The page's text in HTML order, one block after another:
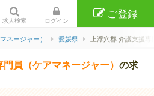
求人検索 ログイン
ご登録
ネージャー） 愛媛県 上浮穴郡 介護支援
門員（ケアマネージャー）の求